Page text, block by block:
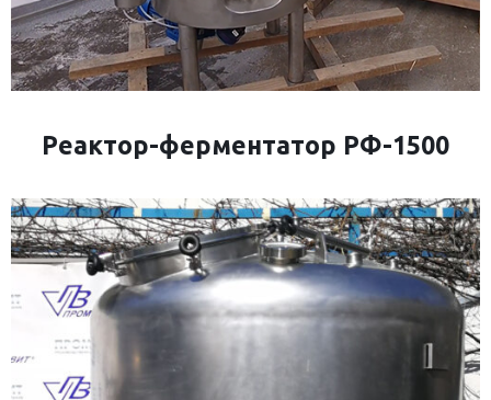
Реактор-ферментатор РФ-1500